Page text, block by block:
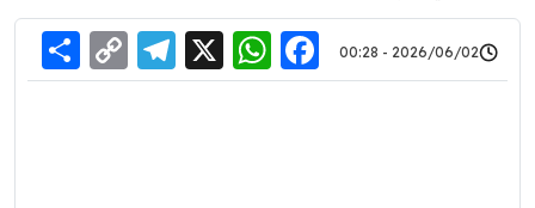
2026/06/02 - 00:28
Facebook
WhatsApp
X
Link